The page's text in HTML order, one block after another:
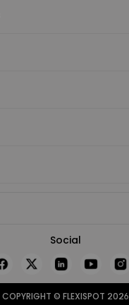
Social
COPYRIGHT © FLEXISPOT 2026